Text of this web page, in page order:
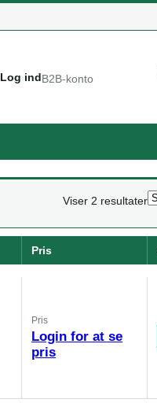
Log indB2B-konto
Viser 2 resultater
Pris
Pris
Login for at se
pris